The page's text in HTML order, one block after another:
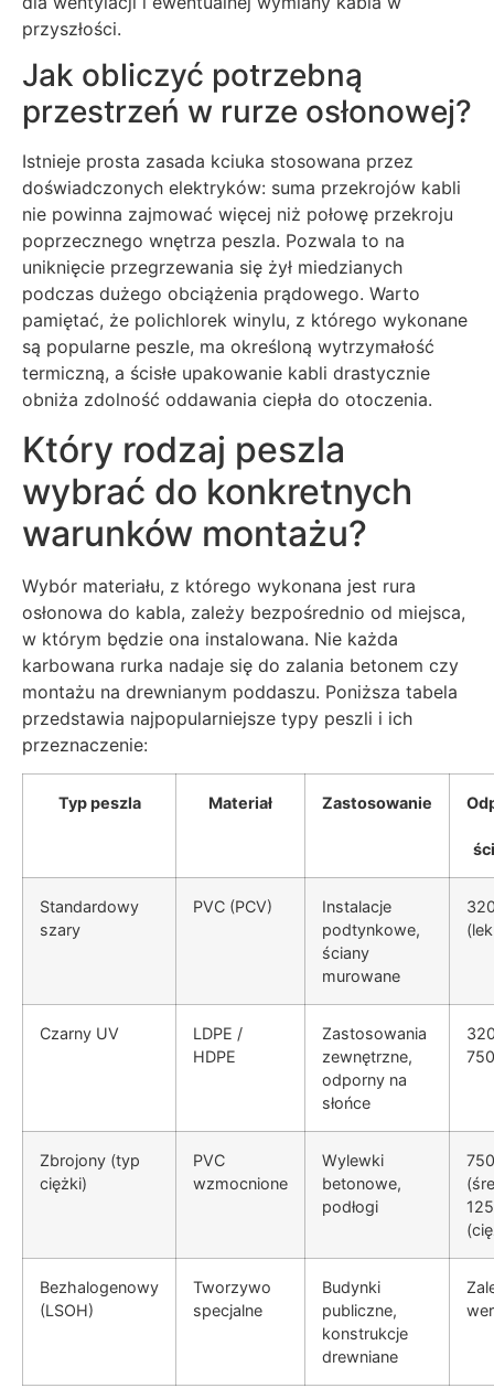
przyszłości.
Jak obliczyć potrzebną
przestrzeń w rurze osłonowej?
Istnieje prosta zasada kciuka stosowana przez
doświadczonych elektryków: suma przekrojów kabli
nie powinna zajmować więcej niż połowę przekroju
poprzecznego wnętrza peszla. Pozwala to na
uniknięcie przegrzewania się żył miedzianych
podczas dużego obciążenia prądowego. Warto
pamiętać, że polichlorek winylu, z którego wykonane
są popularne peszle, ma określoną wytrzymałość
termiczną, a ścisłe upakowanie kabli drastycznie
obniża zdolność oddawania ciepła do otoczenia.
Który rodzaj peszla
wybrać do konkretnych
warunków montażu?
Wybór materiału, z którego wykonana jest rura
osłonowa do kabla, zależy bezpośrednio od miejsca,
w którym będzie ona instalowana. Nie każda
karbowana rurka nadaje się do zalania betonem czy
montażu na drewnianym poddaszu. Poniższa tabela
przedstawia najpopularniejsze typy peszli i ich
przeznaczenie:
Typ peszla Materiał Zastosowanie
Standardowy
szary
PVC (PCV)
Instalacje
podtynkowe,
ściany
murowane
Czarny UV
LDPE /
HDPE
Zastosowania
zewnętrzne,
odporny na
słońce
Zbrojony (typ
ciężki)
PVC
wzmocnione
Wylewki
betonowe,
podłogi
Bezhalogenowy
(LSOH)
Tworzywo
specjalne
Budynki
publiczne,
konstrukcje
drewniane